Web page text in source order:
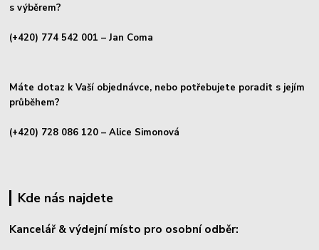
s výběrem?
(+420) 774 542 001 – Jan Coma
Máte dotaz k Vaší objednávce, nebo potřebujete poradit s jejím
průběhem?
(+420) 728 086 120 – Alice Simonová
Kde nás najdete
Kancelář & výdejní místo pro osobní odběr: